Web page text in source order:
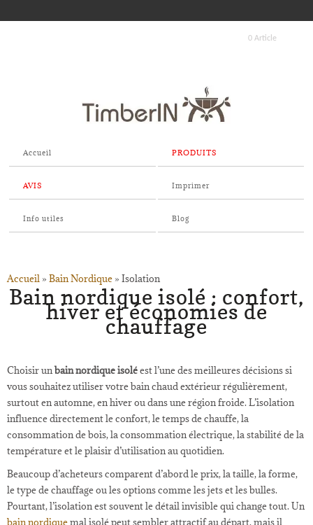
0 Article
Accueil PRODUITS
AVIS Imprimer
Info utiles Blog
Accueil » Bain Nordique » Isolation
Bain nordique isolé : confort,
hiver et économies de
chauffage
Choisir unbain nordique isoléest l’une des meilleures décisions si
vous souhaitez utiliser votre bain chaud extérieur régulièrement,
surtout en automne, en hiver ou dans une région froide. L’isolation
influence directement le confort, le temps de chauffe, la
consommation de bois, la consommation électrique, la stabilité de la
température et le plaisir d’utilisation au quotidien.
Beaucoup d’acheteurs comparent d’abord le prix, la taille, la forme,
le type de chauffage ou les options comme les jets et les bulles.
Pourtant, l’isolation est souvent le détail invisible qui change tout. Un